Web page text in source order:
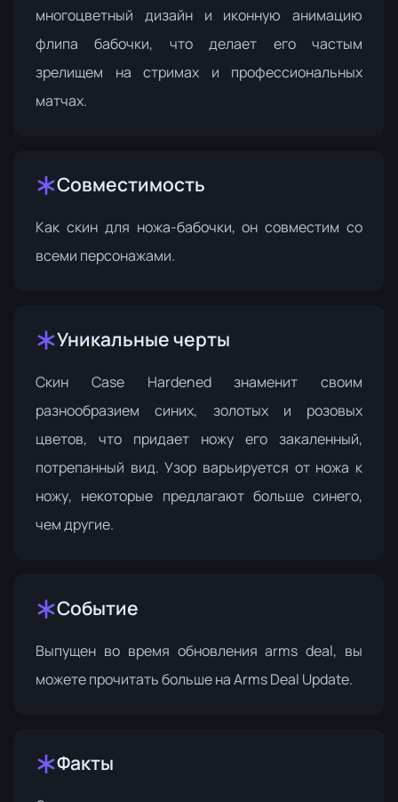
многоцветный дизайн и иконную анимацию
флипа бабочки, что делает его частым
зрелищем на стримах и профессиональных
матчах.
Совместимость
Как скин для ножа-бабочки, он совместим со
всеми персонажами.
Уникальные черты
Скин Case Hardened знаменит своим
разнообразием синих, золотых и розовых
цветов, что придает ножу его закаленный,
потрепанный вид. Узор варьируется от ножа к
ножу, некоторые предлагают больше синего,
чем другие.
Событие
Выпущен во время обновления arms deal, вы
можете прочитать больше наArms Deal Update.
Факты